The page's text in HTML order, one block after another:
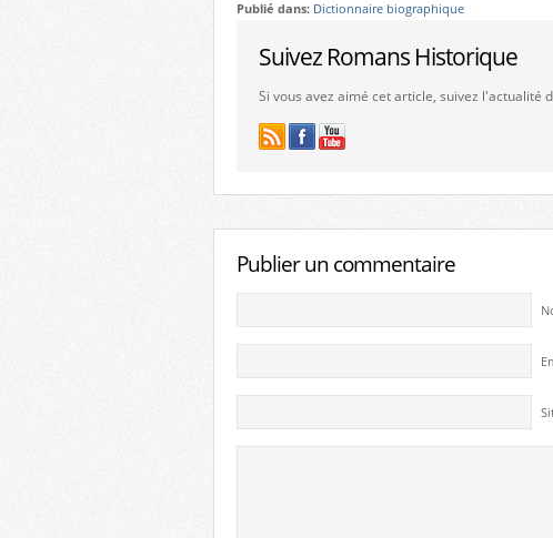
Publié dans: Dictionnaire biographique
Suivez Romans Historique
Si vous avez aimé cet article, suivez l'actualité
Publier un commentaire